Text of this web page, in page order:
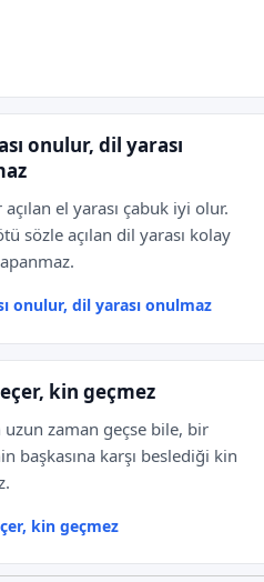
onulur, dil yarası
el yarası çabuk iyi olur.
sözle açılan dil yarası kolay
onulur, dil yarası onulmaz
kin geçmez
uzun zaman geçse bile, bir
başkasına karşı beslediği kin
kin geçmez